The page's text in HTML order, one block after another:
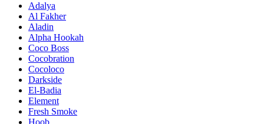
Adalya
Al Fakher
Aladin
Alpha Hookah
Coco Boss
Cocobration
Cocoloco
Darkside
El-Badia
Element
Fresh Smoke